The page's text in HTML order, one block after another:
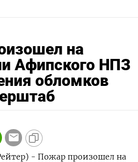
на
Афипского НПЗ
обломков
- Пожар произошел на